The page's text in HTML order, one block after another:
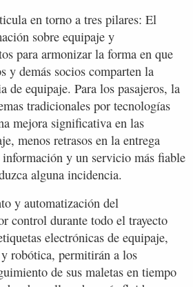
en torno a tres pilares: El
sobre equipaje y
para armonizar la forma en que
y demás socios comparten la
de equipaje. Para los pasajeros, la
tradicionales por tecnologías
mejora significativa en las
menos retrasos en la entrega
y un servicio más fiable
alguna incidencia.
y automatización del
control durante todo el trayecto
electrónicas de equipaje,
robótica, permitirán a los
de sus maletas en tiempo